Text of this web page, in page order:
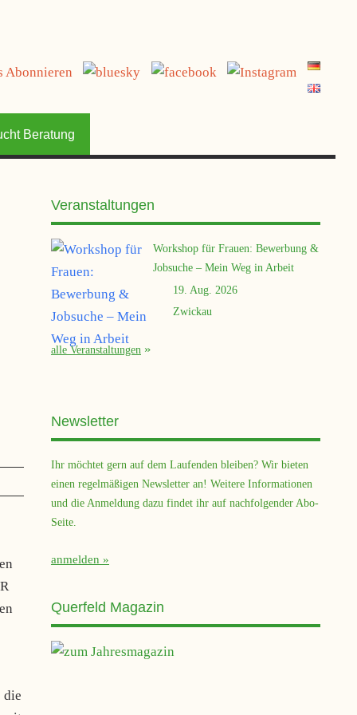
Beratung
die
Veranstaltungen
Workshop für Frauen: Bewerbung &
Jobsuche – Mein Weg in Arbeit
19. Aug. 2026
Zwickau
alle Veranstaltungen
Newsletter
Ihr möchtet gern auf dem Laufenden bleiben? Wir bieten
einen regelmäßigen Newsletter an! Weitere Informationen
und die Anmeldung dazu findet ihr auf nachfolgender Abo-
Seite.
anmelden
Querfeld Magazin